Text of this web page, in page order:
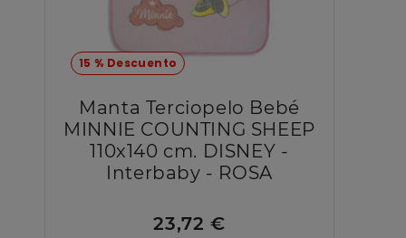
15 % Descuento
Manta Terciopelo Bebé
MINNIE COUNTING SHEEP
110x140 cm. DISNEY -
Interbaby - ROSA
23,72 €